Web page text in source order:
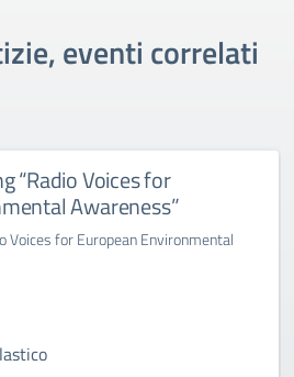
eventi correlati
“Radio Voices for
Awareness”
Voices for European Environmental